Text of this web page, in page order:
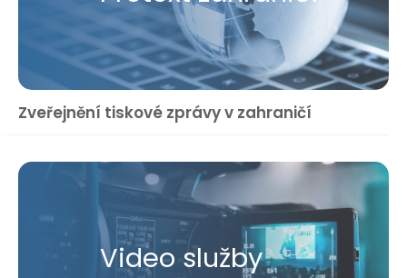
Zveřejnění tiskové zprávy v zahraničí
Video služby